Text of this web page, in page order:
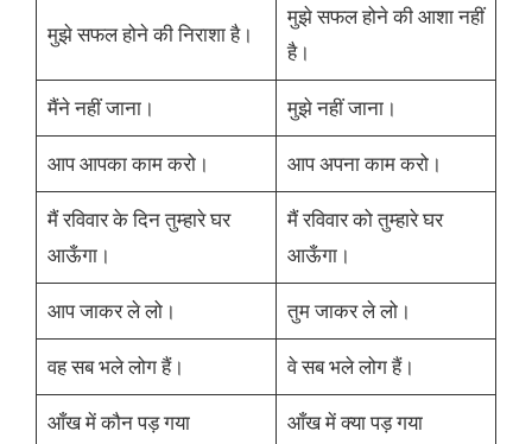
मुझे सफल होने की निराशा है।
मुझे सफल होने की आशा नहीं
है।
मैंने नहीं जाना। मुझे नहीं जाना।
आप आपका काम करो। आप अपना काम करो।
मैं रविवार के दिन तुम्हारे घर
आऊँगा।
मैं रविवार को तुम्हारे घर
आऊँगा।
आप जाकर ले लो। तुम जाकर ले लो।
वह सब भले लोग हैं। वे सब भले लोग हैं।
आँख में कौन पड़ गया आँख में क्या पड़ गया